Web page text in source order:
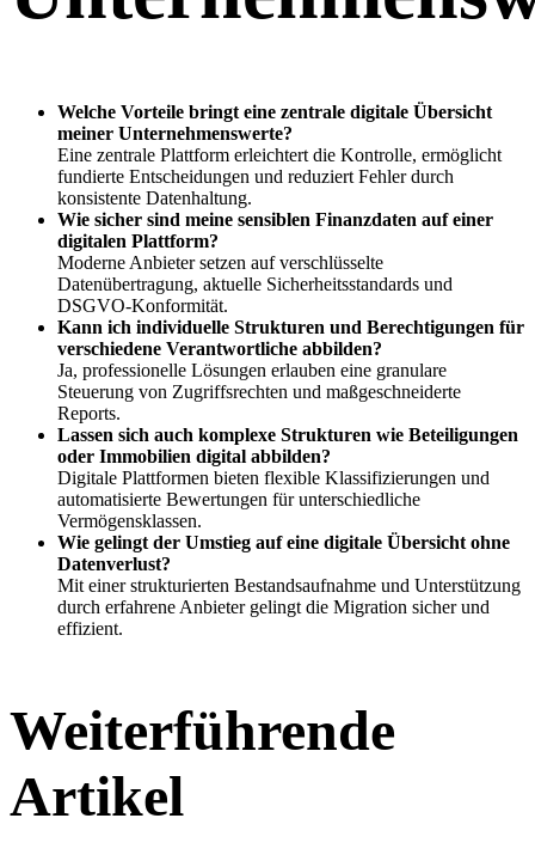
Welche Vorteile bringt eine zentrale digitale Übersicht
meiner Unternehmenswerte?
Eine zentrale Plattform erleichtert die Kontrolle, ermöglicht
fundierte Entscheidungen und reduziert Fehler durch
konsistente Datenhaltung.
Wie sicher sind meine sensiblen Finanzdaten auf einer
digitalen Plattform?
Moderne Anbieter setzen auf verschlüsselte
Datenübertragung, aktuelle Sicherheitsstandards und
DSGVO-Konformität.
Kann ich individuelle Strukturen und Berechtigungen für
verschiedene Verantwortliche abbilden?
Ja, professionelle Lösungen erlauben eine granulare
Steuerung von Zugriffsrechten und maßgeschneiderte
Reports.
Lassen sich auch komplexe Strukturen wie Beteiligungen
oder Immobilien digital abbilden?
Digitale Plattformen bieten flexible Klassifizierungen und
automatisierte Bewertungen für unterschiedliche
Vermögensklassen.
Wie gelingt der Umstieg auf eine digitale Übersicht ohne
Datenverlust?
Mit einer strukturierten Bestandsaufnahme und Unterstützung
durch erfahrene Anbieter gelingt die Migration sicher und
effizient.
Weiterführende
Artikel